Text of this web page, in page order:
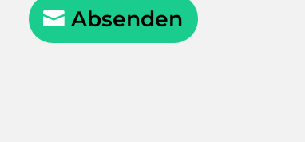
Absenden